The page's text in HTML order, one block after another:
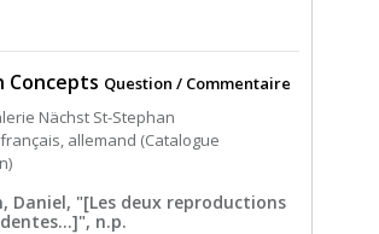
Concepts Question / Commentaire
Nächst St-Stephan
français, allemand (Catalogue
Daniel, "[Les deux reproductions
n.p.